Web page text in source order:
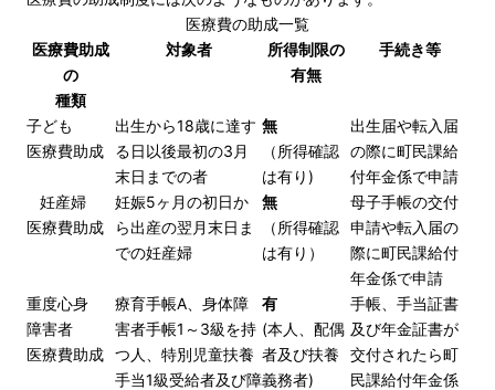
医療費の助成一覧
医療費助成
の
種類
対象者
所得制限の
有無
手続き等
子ども
医療費助成
出生から18歳に達す
る日以後最初の3月
末日までの者
無
（所得確認
は有り)
出生届や転入届
の際に町民課給
付年金係で申請
妊産婦
医療費助成
妊娠5ヶ月の初日か
ら出産の翌月末日ま
での妊産婦
無
（所得確認
は有り）
母子手帳の交付
申請や転入届の
際に町民課給付
年金係で申請
重度心身
障害者
医療費助成
療育手帳A、身体障
害者手帳1～3級を持
つ人、特別児童扶養
手当1級受給者及び障
有
(本人、配偶
者及び扶養
義務者)
手帳、手当証書
及び年金証書が
交付されたら町
民課給付年金係